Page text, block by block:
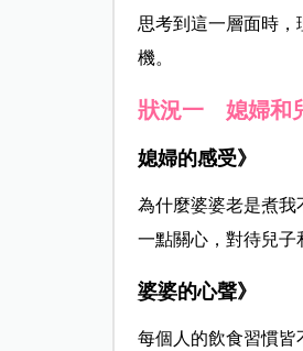
思考到這一層面時
機。
狀況一 媳婦和
媳婦的感受》
為什麼婆婆老是煮我
一點關心，對待兒
婆婆的心聲》
每個人的飲食習慣皆